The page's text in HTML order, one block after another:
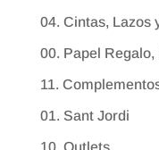
04. Cintas, Lazos
00. Papel
11.
01. Sant Jordi